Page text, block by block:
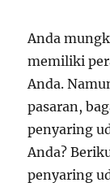
Anda
memiliki
Anda.
pasaran,
penyaring
Anda?
penyaring